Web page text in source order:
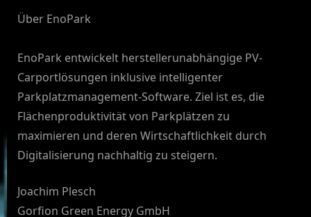
Über EnoPark
EnoPark entwickelt herstellerunabhängige PV-
Carportlösungen inklusive intelligenter
Parkplatzmanagement-Software. Ziel ist es, die
Flächenproduktivität von Parkplätzen zu
maximieren und deren Wirtschaftlichkeit durch
Digitalisierung nachhaltig zu steigern.
Joachim Plesch
Gorfion Green Energy GmbH